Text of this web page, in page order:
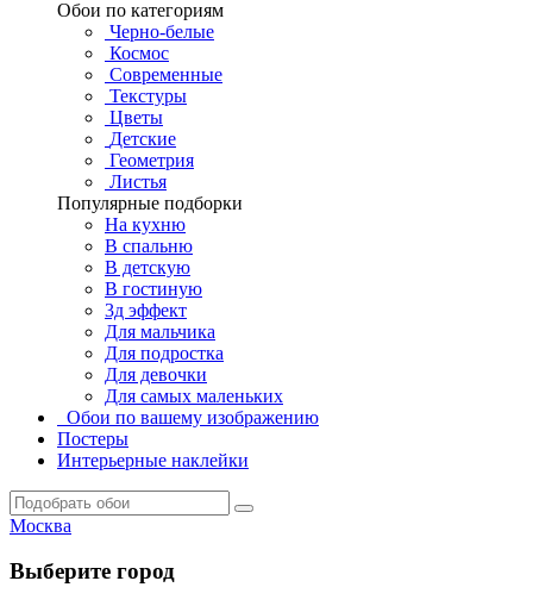
Обои по категориям
Черно-белые
Космос
Современные
Текстуры
Цветы
Детские
Геометрия
Листья
Популярные подборки
На кухню
В спальню
В детскую
В гостиную
3д эффект
Для мальчика
Для подростка
Для девочки
Для самых маленьких
Обои по вашему изображению
Постеры
Интерьерные наклейки
Москва
Выберите город